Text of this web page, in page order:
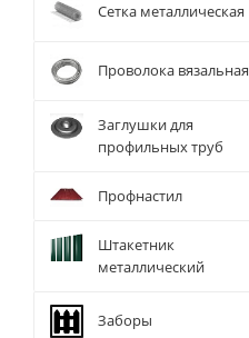
Сетка металлическая
Проволока вязальная
Заглушки для
профильных труб
Профнастил
Штакетник
металлический
Заборы